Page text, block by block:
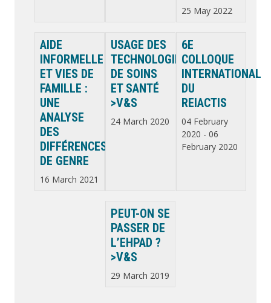
25 May 2022
AIDE
INFORMELLE
ET VIES DE
FAMILLE :
UNE
ANALYSE
DES
DIFFÉRENCES
DE GENRE
16 March 2021
USAGE DES
TECHNOLOGIES
DE SOINS
ET SANTÉ
>V&S
24 March 2020
6E
COLLOQUE
INTERNATIONAL
DU
REIACTIS
04 February
2020 -06
February 2020
PEUT-ON SE
PASSER DE
L’EHPAD ?
>V&S
29 March 2019